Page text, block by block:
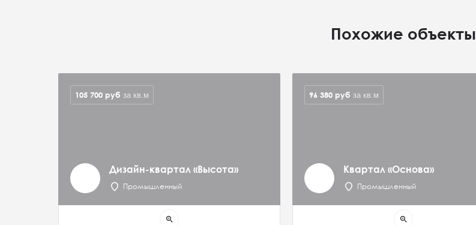
Похожие объекты
Дизайн-квартал «Высота»
Промышленный
105 700 руб за кв.м
zoom_in
Квартал «Основа»
Промышленный
96 380 руб за кв.м
zoom_in